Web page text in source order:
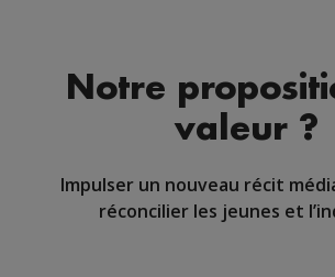
Notre
valeur ?
Impulser un nouveau récit
réconcilier les jeunes et